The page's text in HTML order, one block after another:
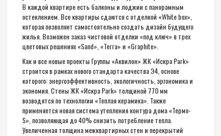
В каждой квартире есть балконы и лоджии с панорамным
остеклением. Все квартиры сдаются с отделкой «White box»,
которая позволяет самостоятельно создать дизайн будущего
жилья. Возможен заказ чистовой отделки «под ключ» в трех
цветовых решениях «Sand», «Terra» и «Graphite».
Как и все новые проекты Группы «Аквилон» ЖК «Искра Park»
строится в рамках нового стандарта качества Э4, основе
которого: энергоэффективность, экологичность, эргономика и
экономия. Стены ЖК «Искра Park» толщиной 770 мм
возводятся по технологии «Теплая керамика». Также
применяется новая система утепления контура дома «Термо-
S», позволяющая до 40% снизить потребление тепла.
Увеличенная толщина межквартирных стен и перекрытий